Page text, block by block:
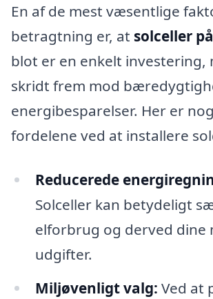
En af de mest væsentlige
betragtning er, at solceller
blot er en enkelt investering,
skridt frem mod
energibesparelser. Her er
fordelene ved at installere
Reducerede
Solceller kan betydeligt
elforbrug og derved dine
udgifter.
Miljøvenligt valg: Ved at